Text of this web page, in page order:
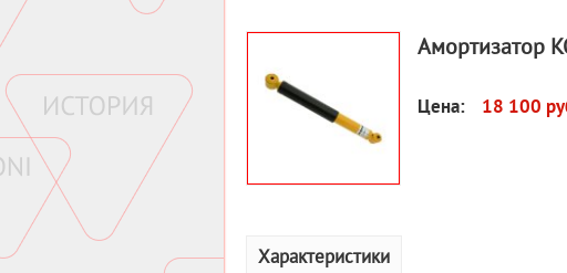
Амортизатор
Цена: 18 100
Характеристики